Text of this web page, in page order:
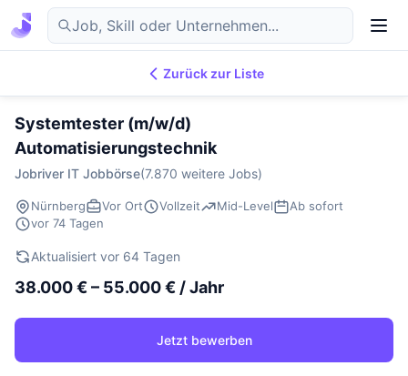
DE
Zurück zur Liste
Systemtester (m/w/d)
Automatisierungstechnik
Jobriver IT Jobbörse(7.870 weitere Jobs)
Nürnberg Vor Ort Vollzeit Mid-Level
Ab sofort
vor 74 Tagen
Aktualisiert vor 64 Tagen
38.000 € – 55.000 € / Jahr
Jetzt bewerben